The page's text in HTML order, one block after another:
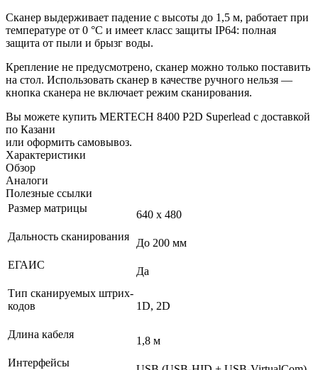
Сканер выдерживает падение с высоты до 1,5 м, работает при
температуре от 0 °С и имеет класс защиты IP64: полная
защита от пыли и брызг воды.
Крепление не предусмотрено, сканер можно только поставить
на стол. Использовать сканер в качестве ручного нельзя —
кнопка сканера не включает режим сканирования.
Вы можете купить MERTECH 8400 P2D Superlead с доставкой
по Казани
или оформить самовывоз.
Характеристики
Обзор
Аналоги
Полезные ссылки
Размер матрицы
640 х 480
Дальность сканирования
До 200 мм
ЕГАИС
Да
Тип сканируемых штрих-
кодов
1D, 2D
Длина кабеля
1,8 м
Интерфейсы